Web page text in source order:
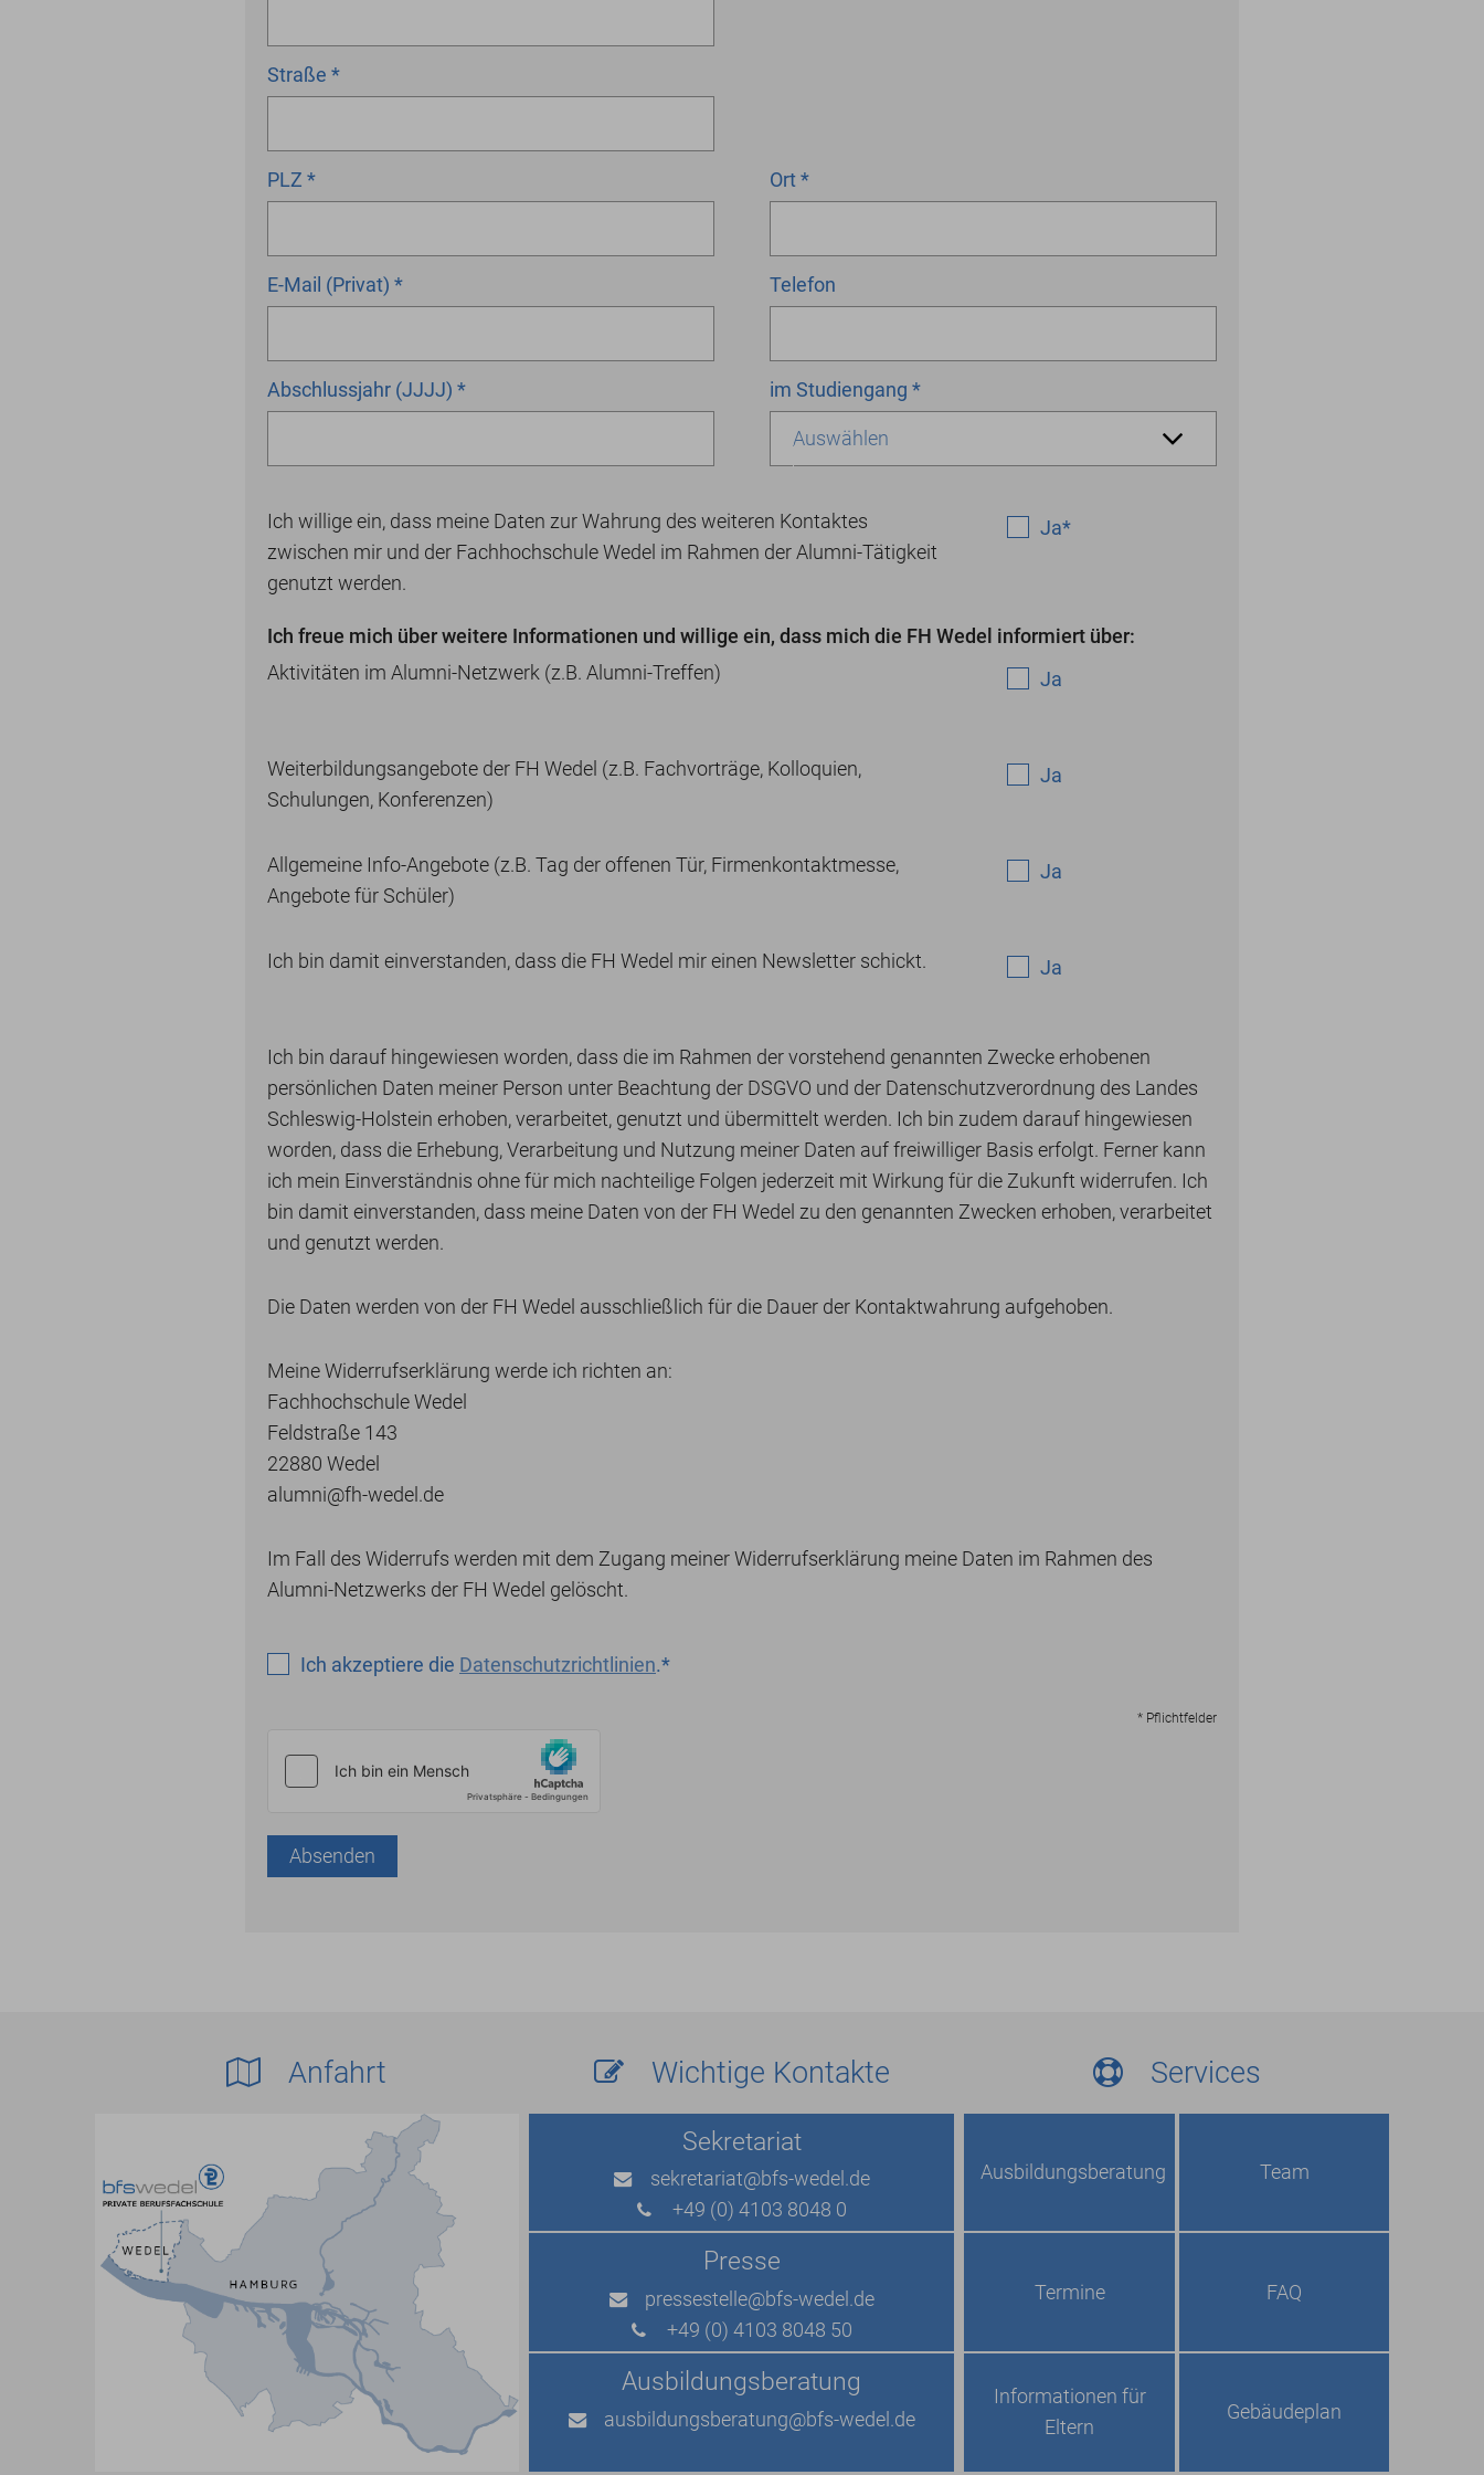
Straße *
PLZ * Ort*
E-Mail (Privat) * Telefon
Abschlussjahr (JJJJ) * im Studiengang *
Auswählen
Ich willige ein, dass meine Daten zur Wahrung des weiteren Kontaktes
zwischen mir und der Fachhochschule Wedel im Rahmen der Alumni-Tätigkeit
genutzt werden.
Ja*
Ich freue mich über weitere Informationen und willige ein, dass mich die FH Wedel informiert über:
Aktivitäten im Alumni-Netzwerk (z.B. Alumni-Treffen)
Ja
Weiterbildungsangebote der FH Wedel (z.B. Fachvorträge, Kolloquien,
Schulungen, Konferenzen)
Ja
Allgemeine Info-Angebote (z.B. Tag der offenen Tür, Firmenkontaktmesse,
Angebote für Schüler)
Ja
Ich bin damit einverstanden, dass die FH Wedel mir einen Newsletter schickt. Ja
Ich bin darauf hingewiesen worden, dass die im Rahmen der vorstehend genannten Zwecke erhobenen
persönlichen Daten meiner Person unter Beachtung der DSGVO und der Datenschutzverordnung des Landes
Schleswig-Holstein erhoben, verarbeitet, genutzt und übermittelt werden. Ich bin zudem darauf hingewiesen
worden, dass die Erhebung, Verarbeitung und Nutzung meiner Daten auf freiwilliger Basis erfolgt. Ferner kann
ich mein Einverständnis ohne für mich nachteilige Folgen jederzeit mit Wirkung für die Zukunft widerrufen. Ich
bin damit einverstanden, dass meine Daten von der FH Wedel zu den genannten Zwecken erhoben, verarbeitet
und genutzt werden.
Die Daten werden von der FH Wedel ausschließlich für die Dauer der Kontaktwahrung aufgehoben.
Meine Widerrufserklärung werde ich richten an:
Fachhochschule Wedel
Feldstraße 143
22880 Wedel
alumni@fh-wedel.de
Im Fall des Widerrufs werden mit dem Zugang meiner Widerrufserklärung meine Daten im Rahmen des
Alumni-Netzwerks der FH Wedel gelöscht.
Ich akzeptiere die Datenschutzrichtlinien.*
* Pflichtfelder
Absenden
Anfahrt Wichtige Kontakte
Sekretariat
sekretariat@bfs-wedel.de
+49 (0) 4103 8048 0
Presse
pressestelle@bfs-wedel.de
+49 (0) 4103 8048 50
Ausbildungs­beratung
ausbildungsberatung@bfs-wedel.de
Services
Ausbildungs­beratung Team
Termine FAQ
Informationen für
Eltern
Gebäudeplan